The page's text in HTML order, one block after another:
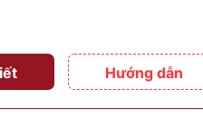
Hướng dẫn